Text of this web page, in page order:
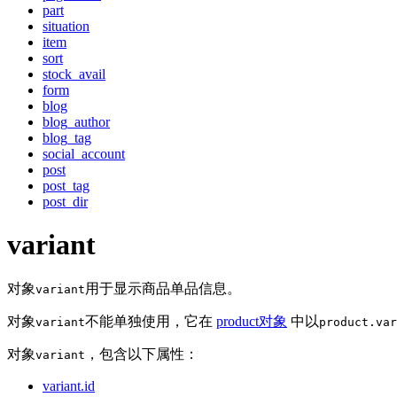
part
situation
item
sort
stock_avail
form
blog
blog_author
blog_tag
social_account
post
post_tag
post_dir
variant
对象variant用于显示商品单品信息。
对象variant不能单独使用，它在 product对象 中以
对象variant ，包含以下属性：
variant.id